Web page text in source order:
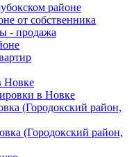
районе
от собственника
- продажа
Новке
в Новке
(Городокский район,
(Городокский район,